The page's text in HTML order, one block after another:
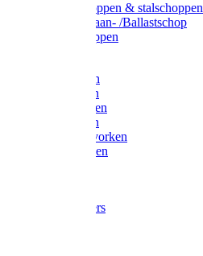
Ballastschoppen & stalschoppen
Slijtsrip Graan- /Ballastschop
Graanschoppen
Hooivorken
Mestvorken
Bietenvorken
Maisvorken
Aardappelvorken
Vijgenvorken
Tuinkrabbers